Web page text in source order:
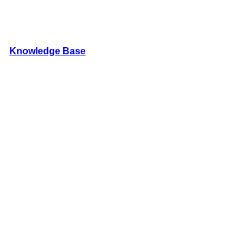
スKnowledge Base